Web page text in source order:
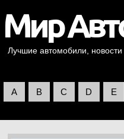
Лучшие автомобили,
A B C D E